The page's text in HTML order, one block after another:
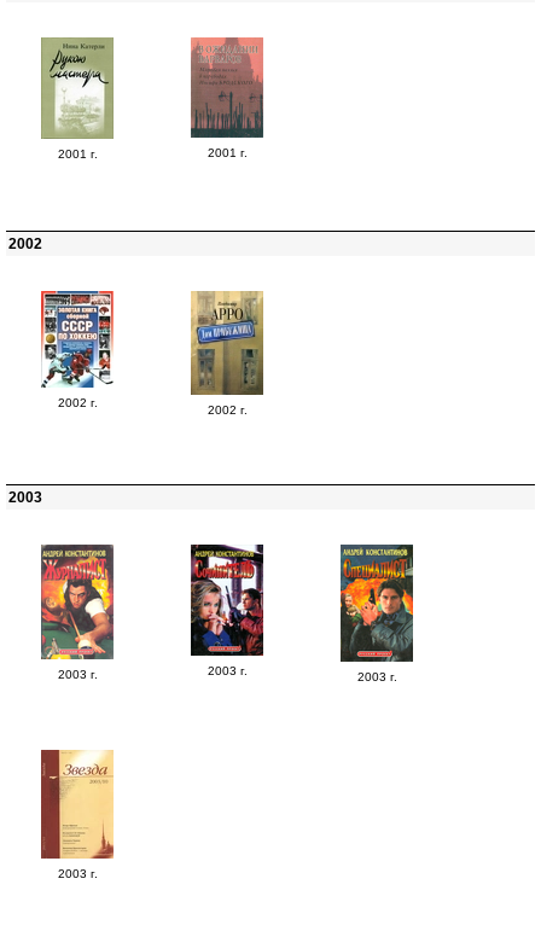
2001 г. 2001 г.
2002
2002 г.
2002 г.
2003
2003 г. 2003 г. 2003 г.
2003 г.